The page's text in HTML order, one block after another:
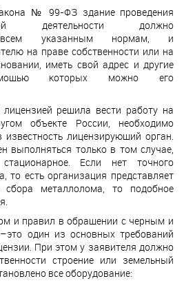
№ 99-ФЗ здание проведения
деятельности должно
всем указанным нормам, и
на праве собственности или на
иметь свой адрес и другие
которых можно его
решила вести работу на
объекте России, необходимо
лицензирующий орган.
выполняться только в том случае,
Если нет точного
то есть организация представляет
металлолома, то подобное
и правил в обращении с черным и
один из основных требований
При этом у заявителя должно
строение или земельный
все оборудование: